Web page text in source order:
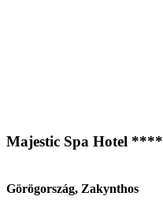
Majestic Spa Hotel ****
Görögország, Zakynthos